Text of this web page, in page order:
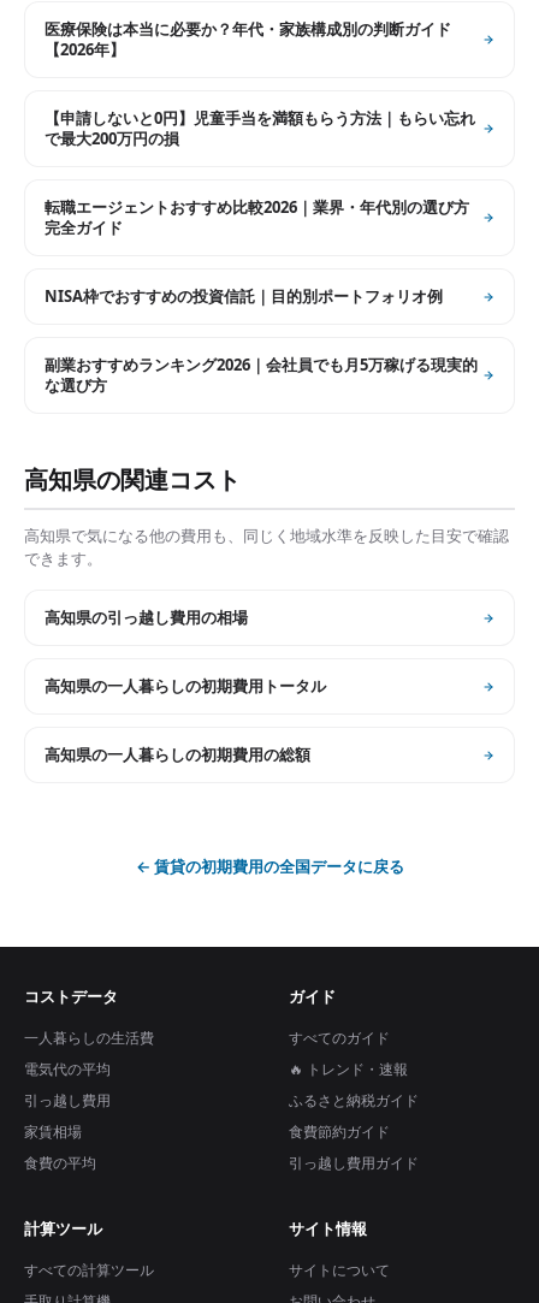
医療保険は本当に必要か？年代・家族構成別の判断ガイド
【2026年】
【申請しないと0円】児童手当を満額もらう方法｜もらい忘れ
で最大200万円の損
転職エージェントおすすめ比較2026｜業界・年代別の選び方
完全ガイド
NISA枠でおすすめの投資信託｜目的別ポートフォリオ例
副業おすすめランキング2026｜会社員でも月5万稼げる現実的
な選び方
高知県の関連コスト
高知県で気になる他の費用も、同じく地域水準を反映した目安で確認
できます。
高知県の引っ越し費用の相場
高知県の一人暮らしの初期費用トータル
高知県の一人暮らしの初期費用の総額
← 賃貸の初期費用の全国データに戻る
コストデータ
一人暮らしの生活費
電気代の平均
引っ越し費用
家賃相場
食費の平均
ガイド
すべてのガイド
🔥 トレンド・速報
ふるさと納税ガイド
食費節約ガイド
引っ越し費用ガイド
計算ツール
すべての計算ツール
サイト情報
サイトについて